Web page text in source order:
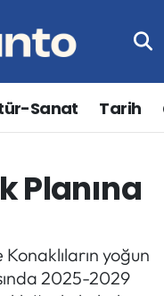
Sanat Tarih
Planına
yoğun
2025-2029